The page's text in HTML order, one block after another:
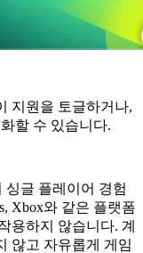
지원을 토글하거나,
할 수 있습니다.
싱글 플레이어 경험
Xbox와 같은 플랫폼
용하지 않습니다. 계
않고 자유롭게 게임